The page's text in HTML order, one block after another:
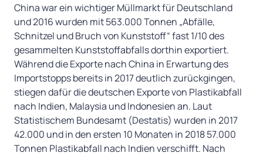
China war ein wichtiger Müllmarkt für Deutschland
und 2016 wurden mit 563.000 Tonnen „Abfälle,
Schnitzel und Bruch von Kunststoff“ fast 1/10 des
gesammelten Kunststoffabfalls dorthin exportiert.
Während die Exporte nach China in Erwartung des
Importstopps bereits in 2017 deutlich zurückgingen,
stiegen dafür die deutschen Exporte von Plastikabfall
nach Indien, Malaysia und Indonesien an. Laut
Statistischem Bundesamt (Destatis) wurden in 2017
42.000 und in den ersten 10 Monaten in 2018 57.000
Tonnen Plastikabfall nach Indien verschifft. Nach